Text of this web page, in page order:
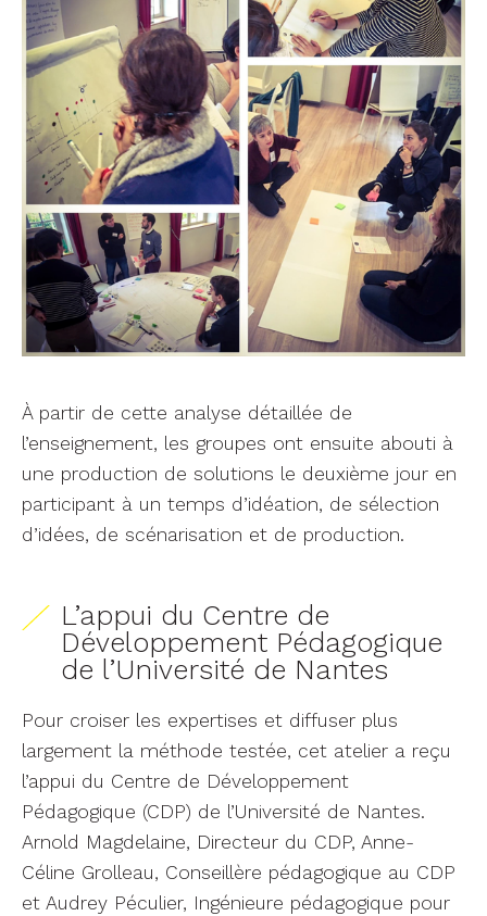
À partir de cette analyse détaillée de
l’enseignement, les groupes ont ensuite abouti à
une production de solutions le deuxième jour en
participant à un temps d’idéation, de sélection
d’idées, de scénarisation et de production.
L’appui du Centre de
Développement Pédagogique
de l’Université de Nantes
Pour croiser les expertises et diffuser plus
largement la méthode testée, cet atelier a reçu
l’appui du Centre de Développement
Pédagogique (CDP) de l’Université de Nantes.
Arnold Magdelaine, Directeur du CDP, Anne-
Céline Grolleau, Conseillère pédagogique au CDP
et Audrey Péculier, Ingénieure pédagogique pour